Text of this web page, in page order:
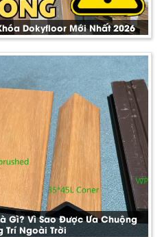
Dokyfloor Mới Nhất 2026
Gì? Vì Sao Được Ưa Chuộng
Trí Ngoài Trời